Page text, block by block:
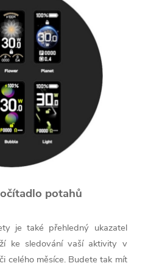
potahů
je také přehledný ukazatel
ke sledování vaší aktivity v
celého měsíce. Budete tak mít